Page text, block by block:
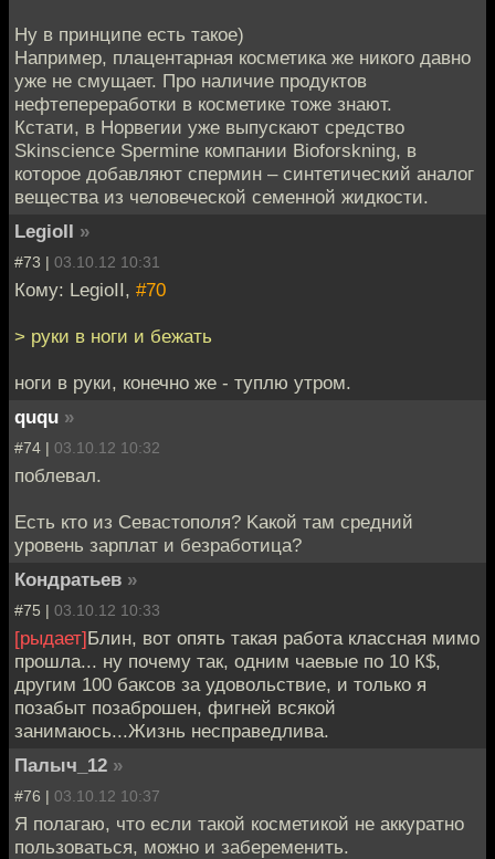
Ну в принципе есть такое)
Например, плацентарная косметика же никого давно
уже не смущает. Про наличие продуктов
нефтепереработки в косметике тоже знают.
Кстати, в Норвегии уже выпускают средство
Skinscience Spermine компании Bioforskning, в
которое добавляют спермин – синтетический аналог
вещества из человеческой семенной жидкости.
LegioII »
#73 | 03.10.12 10:31
Кому: LegioII, #70
> руки в ноги и бежать
ноги в руки, конечно же - туплю утром.
ququ »
#74 | 03.10.12 10:32
поблевал.
Есть кто из Севастополя? Kакой там средний
уровень зарплат и безработица?
Кондратьев »
#75 | 03.10.12 10:33
[рыдает]Блин, вот опять такая работа классная мимо
прошла... ну почему так, одним чаевые по 10 К$,
другим 100 баксов за удовольствие, и только я
позабыт позаброшен, фигней всякой
занимаюсь...Жизнь несправедлива.
Палыч_12 »
#76 | 03.10.12 10:37
Я полагаю, что если такой косметикой не аккуратно
пользоваться, можно и забеременить.